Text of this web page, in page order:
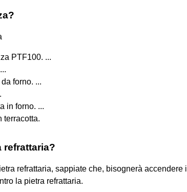
PTF100. ...
forno. ...
in forno. ...
terracotta.
refrattaria?
refrattaria, sappiate che, bisognerà accendere il
la pietra refrattaria.